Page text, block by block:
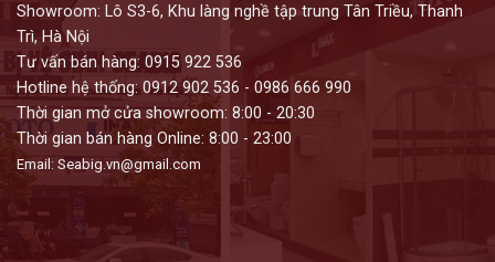
Showroom: Lô S3-6, Khu làng nghề tập trung Tân Triều, Thanh
Trì, Hà Nội
Tư vấn bán hàng: 0915 922 536
Hotline hệ thống: 0912 902 536 - 0986 666 990
Thời gian mở cửa showroom: 8:00 - 20:30
Thời gian bán hàng Online: 8:00 - 23:00
Email: Seabig.vn@gmail.com